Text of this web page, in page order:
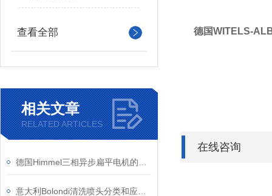
查看全部
相关文章
RELATED ARTICLES
德国WITELS-
在线咨询